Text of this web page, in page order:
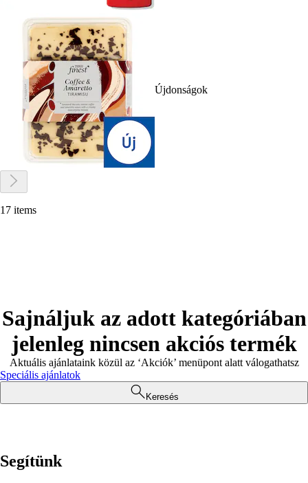
Újdonságok
17 items
Sajnáljuk az adott kategóriában
jelenleg nincsen akciós termék
Aktuális ajánlataink közül az ‘Akciók’ menüpont alatt válogathatsz
Speciális ajánlatok
Keresés
Segítünk